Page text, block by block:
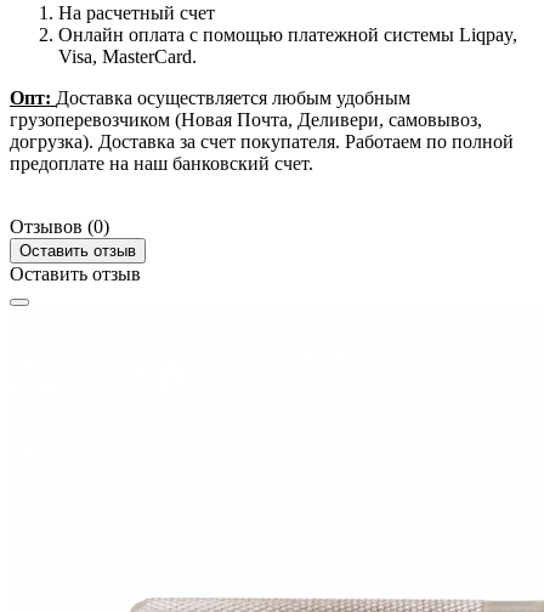
На расчетный счет
Онлайн оплата с помощью платежной системы Liqpay,
Visa, MasterCard.
Опт: Доставка осуществляется любым удобным
грузоперевозчиком (Новая Почта, Деливери, самовывоз,
догрузка). Доставка за счет покупателя. Работаем по полной
предоплате на наш банковский счет.
Отзывов (0)
Оставить отзыв
Оставить отзыв